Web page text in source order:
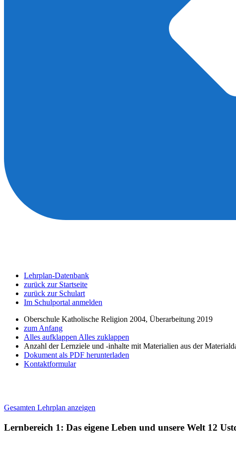
Lehrplan-Datenbank
zurück zur Startseite
zurück zur Schulart
Im Schulportal anmelden
Oberschule Katholische Religion 2004, Überarbeitung 2019
zum Anfang
Alles aufklappen Alles zuklappen
Anzahl der Lernziele und -inhalte mit Materialien aus der
Dokument als PDF herunterladen
Kontaktformular
Gesamten Lehrplan anzeigen
Lernbereich 1: Das eigene Leben und unsere Welt 12